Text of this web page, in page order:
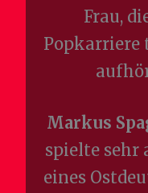
Frau,
Popkarriere
Markus
spielte sehr
eines